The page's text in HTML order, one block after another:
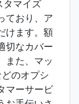
タマイズ
ており、ア
けます。額
切なカバー
また、マッ
のオプシ
マーサービ